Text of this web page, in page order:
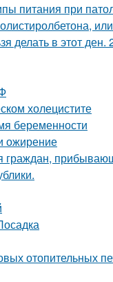
питания при
делать в этот
холецистите
беременности
ожирение
отопительных